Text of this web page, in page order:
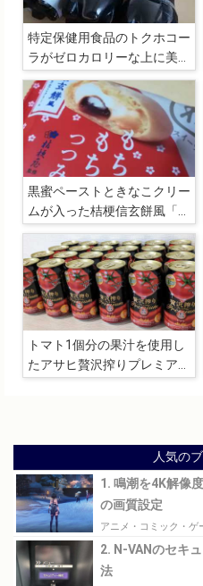
特定保健用食品のトクホコー
ラがゼロカロリーな上に美味
しいので小腹を満たすのに超
便利
黒蜜ペーストときなこクリー
ムが入った桔梗信玄餅風「も
ちもちのつつみ」
トマト1個分の果汁を使用し
たアサヒ贅沢搾りプレミアム
人気の
1. 鳴潮を4K解像
の画質設定
アニメ・コミック・ゲ
2. N-VANのセキ
法